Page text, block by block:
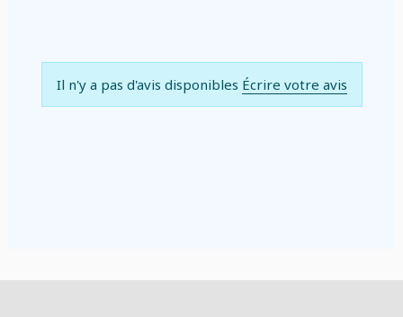
Il n'y a pas d'avis disponibles Écrire votre avis